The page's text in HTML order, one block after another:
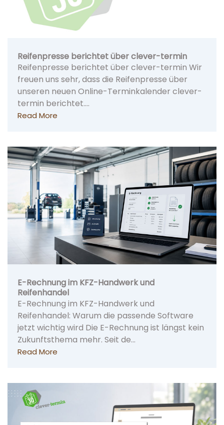
Reifenpresse berichtet über clever-termin
Reifenpresse berichtet über clever-termin Wir
freuen uns sehr, dass die Reifenpresse über
unseren neuen Online-Terminkalender clever-
termin berichtet.…
Read More
E-Rechnung im KFZ-Handwerk und
Reifenhandel
E-Rechnung im KFZ-Handwerk und
Reifenhandel: Warum die passende Software
jetzt wichtig wird Die E-Rechnung ist längst kein
Zukunftsthema mehr. Seit de…
Read More